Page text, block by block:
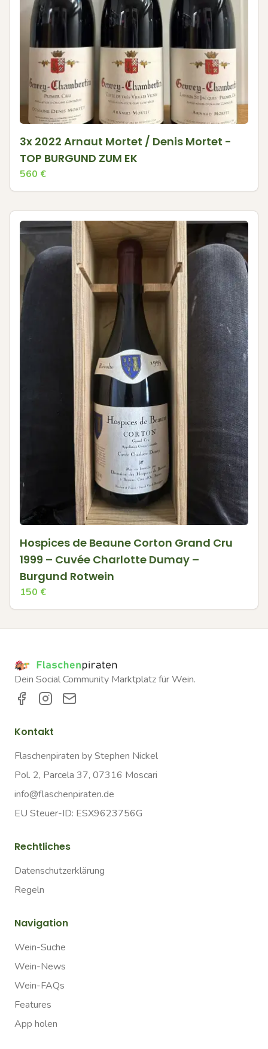
3x 2022 Arnaut Mortet / Denis Mortet -
TOP BURGUND ZUM EK
560 €
Hospices de Beaune Corton Grand Cru
1999 – Cuvée Charlotte Dumay –
Burgund Rotwein
150 €
Dein Social Community Marktplatz für Wein.
Kontakt
Flaschenpiraten by Stephen Nickel
Pol. 2, Parcela 37, 07316 Moscari
info@flaschenpiraten.de
EU Steuer-ID: ESX9623756G
Rechtliches
Datenschutzerklärung
Regeln
Navigation
Wein-Suche
Wein-News
Wein-FAQs
Features
App holen